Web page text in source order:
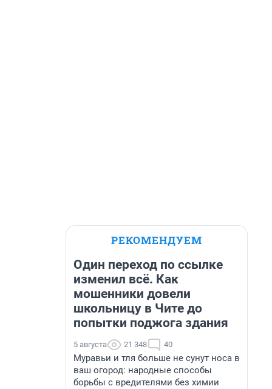
РЕКОМЕНДУЕМ
Один переход по ссылке
изменил всё. Как
мошенники довели
школьницу в Чите до
попытки поджога здания
5 августа 21 348 40
Муравьи и тля больше не сунут носа в
ваш огород: народные способы
борьбы с вредителями без химии